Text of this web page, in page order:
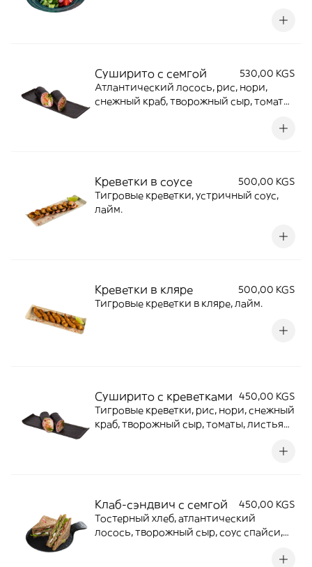
Суширито с семгой
530,00 KGS
Атлантический лосось, рис, нори,
снежный краб, творожный сыр, томаты,
острый спайси соус, соевый соус.(2шт)
Креветки в соусе
500,00 KGS
Тигровые креветки, устричный соус,
лайм.
Креветки в кляре
500,00 KGS
Тигровые креветки в кляре, лайм.
Суширито с креветками 450,00 KGS
Тигровые креветки, рис, нори, снежный
краб, творожный сыр, томаты, листья
Клаб-сэндвич с семгой
450,00 KGS
Тостерный хлеб, атлантический
лосось, творожный сыр, соус спайси,